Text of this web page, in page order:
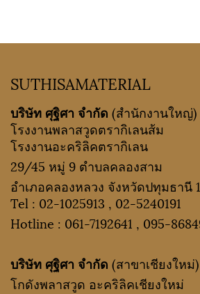
SUTHISAMATERIAL
บริษัท ศุฐิศา จำกัด (สำนักงานใหญ่)
โรงงานพลาสวูดตรากิเลนส้ม
โรงงานอะคริลิคตรากิเลน
29/45 หมู่ 9 ตำบลคลองสาม
อำเภอคลองหลวง จังหวัดปทุมธานี
Tel : 02-1025913 , 02-5240191
Hotline : 061-7192641 , 095-
บริษัท ศุฐิศา จำกัด (สาขาเชียงใหม่)
โกดังพลาสวูด อะคริลิคเชียงใหม่